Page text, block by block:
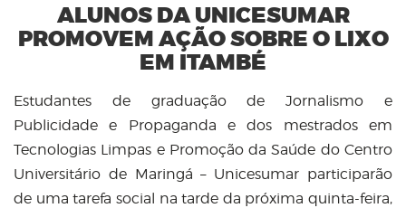
ALUNOS DA UNICESUMAR
PROMOVEM AÇÃO SOBRE O LIXO
EM ITAMBÉ
Estudantes de graduação de Jornalismo e
Publicidade e Propaganda e dos mestrados em
Tecnologias Limpas e Promoção da Saúde do Centro
Universitário de Maringá – Unicesumar participarão
de uma tarefa social na tarde da próxima quinta-feira,